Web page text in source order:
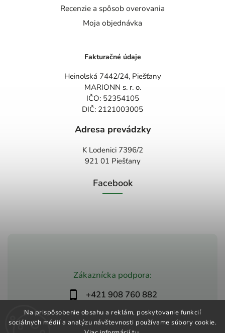
Na prispôsobenie obsahu a reklám, poskytovanie funkcií
sociálnych médií a analýzu návštevnosti používame súbory cookie.
Zákaznícka podpora:
+421 908 760 882
obchod@zdravio.sk
Recenzie a spôsob overovania
Moja objednávka
Fakturačné údaje
Heinolská 7442/24, Piešťany
MARIONN s. r. o.
IČO: 52354105
DIČ: 2121003005
Adresa prevádzky
K Lodenici 7396/2
921 01 Piešťany
Facebook